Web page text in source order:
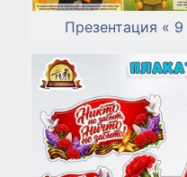
Презентация «